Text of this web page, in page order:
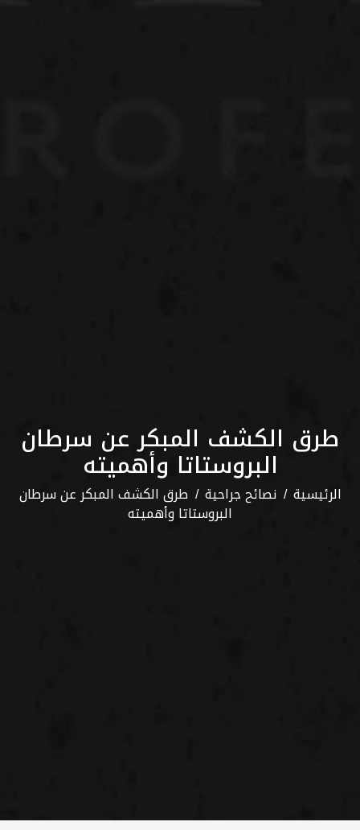
طرق الكشف المبكر عن سرطان
البروستاتا وأهميته
الرئيسية نصائح جراحية طرق الكشف المبكر عن سرطان
البروستاتا وأهميته